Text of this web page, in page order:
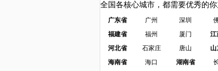
全国各核心城市，都需要优秀的
广东省 广州 深圳
福建省
福州 厦门
江
河北省
石家庄 唐山
山
海南省
海口 湖南省